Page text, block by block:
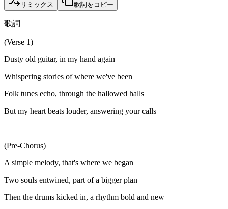
リミックス 歌詞をコピー
歌詞
(Verse 1)
Dusty old guitar, in my hand again
Whispering stories of where we've been
Folk tunes echo, through the hallowed halls
But my heart beats louder, answering your calls
(Pre-Chorus)
A simple melody, that's where we began
Two souls entwined, part of a bigger plan
Then the drums kicked in, a rhythm bold and new